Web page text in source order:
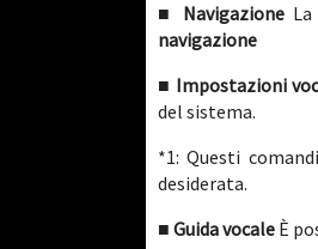
■ Navigazione
navigazione
■ Impostazioni
del sistema.
*1: Questi
desiderata.
■ Guida vocale È